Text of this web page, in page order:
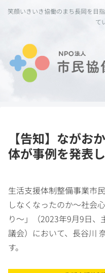
笑顔いきいき協働のまち長岡を目
て
【告知】ながお
体が事例を発表
生活支援体制整備事業市
しなくなったのか〜社会
り〜」（2023年9月9日
議会）において、長谷川
す。